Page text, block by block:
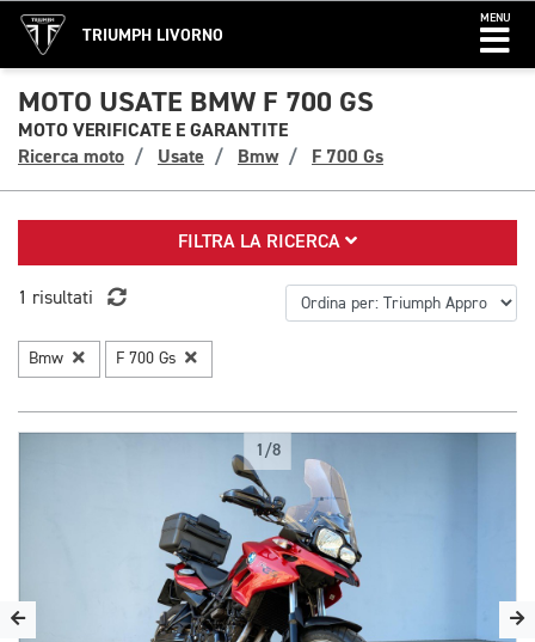
TRIUMPH LIVORNO
MENU
MOTO USATE BMW F 700 GS
MOTO VERIFICATE E GARANTITE
Ricerca moto
Usate Bmw F 700 Gs
FILTRA LA RICERCA
1 risultati
Bmw F 700 Gs
1/8